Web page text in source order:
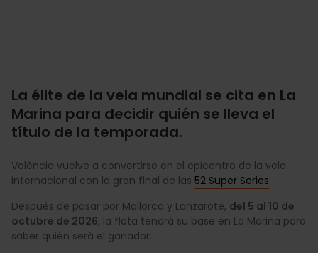
La élite de la vela mundial se cita en La
Marina para decidir quién se lleva el
título de la temporada.
València vuelve a convertirse en el epicentro de la vela
internacional con la gran final de las 52 Super Series.
Después de pasar por Mallorca y Lanzarote, del 5 al 10 de
octubre de 2026, la flota tendrá su base en La Marina para
saber quién será el ganador.